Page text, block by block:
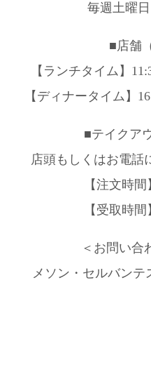
毎週土曜日
■店舗
【ランチタイム】
【ディナータイム】
■テイクア
店頭もしくはお電話
【注文時
【受取時
＜お問い合
メソン・セルバンテ